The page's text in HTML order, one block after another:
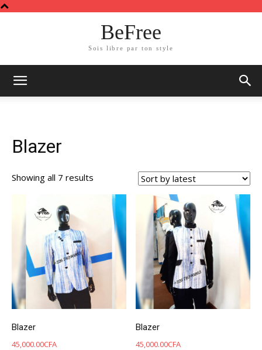
BeFree
Sois libre par ton style
Blazer
Showing all 7 results
Blazer
45,000.00CFA
Blazer
45,000.00CFA